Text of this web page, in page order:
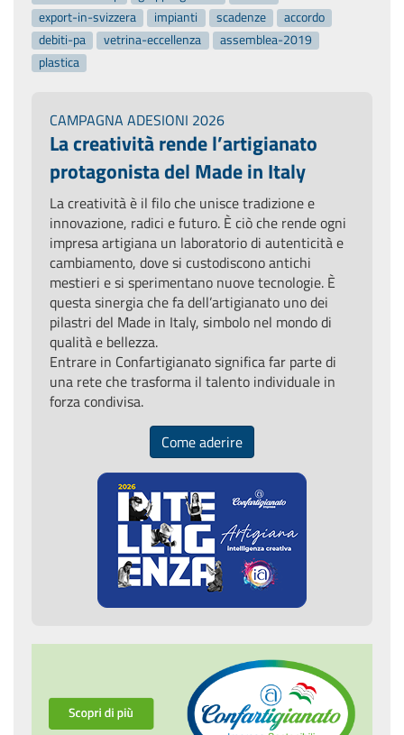
export-in-svizzera
impianti scadenze
accordo
debiti-pa
vetrina-eccellenza
assemblea-2019
plastica
CAMPAGNA ADESIONI 2026
La creatività rende l’artigianato
protagonista del Made in Italy
La creatività è il filo che unisce tradizione e
innovazione, radici e futuro. È ciò che rende ogni
impresa artigiana un laboratorio di autenticità e
cambiamento, dove si custodiscono antichi
mestieri e si sperimentano nuove tecnologie. È
questa sinergia che fa dell’artigianato uno dei
pilastri del Made in Italy, simbolo nel mondo di
qualità e bellezza.
Entrare in Confartigianato significa far parte di
una rete che trasforma il talento individuale in
forza condivisa.
Come aderire